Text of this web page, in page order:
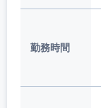
勤務時間